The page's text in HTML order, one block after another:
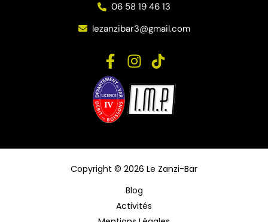
06 58 19 46 13
lezanzibar3@gmail.com
Copyright © 2026 Le Zanzi-Bar
Blog
Activités